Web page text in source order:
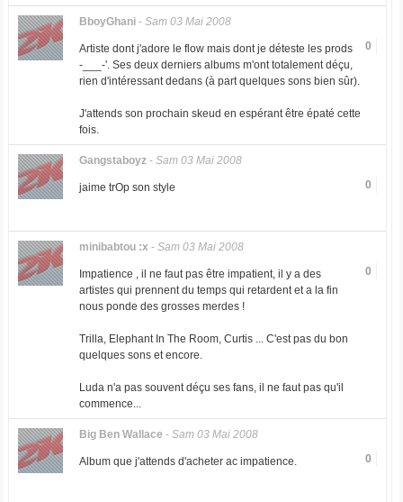
BboyGhani- Sam 03 Mai 2008
0
Artiste dont j'adore le flow mais dont je déteste les prods
-___-'. Ses deux derniers albums m'ont totalement déçu,
rien d'intéressant dedans (à part quelques sons bien sûr).
J'attends son prochain skeud en espérant être épaté cette
fois.
Gangstaboyz- Sam 03 Mai 2008
0
jaime trOp son style
minibabtou :x - Sam 03 Mai 2008
0
Impatience , il ne faut pas être impatient, il y a des
artistes qui prennent du temps qui retardent et a la fin
nous ponde des grosses merdes !
Trilla, Elephant In The Room, Curtis ... C'est pas du bon
quelques sons et encore.
Luda n'a pas souvent déçu ses fans, il ne faut pas qu'il
commence...
Big Ben Wallace - Sam 03 Mai 2008
0
Album que j'attends d'acheter ac impatience.